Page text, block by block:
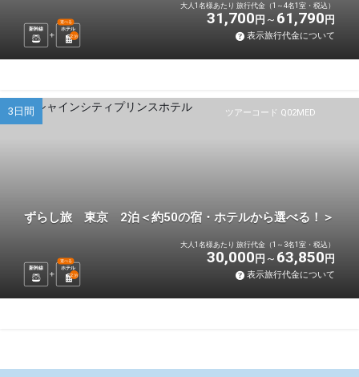
新幹線 ホテル
選べる
2泊
大人1名様あたり 旅行代金（1～4名1室・税込）
31,700 円 61,790 円
表示旅行代金について
ツアーコード Q02MED
3日間
ずらし旅 東京 2泊＜約50の宿・ホテルから選べる！＞
新幹線 ホテル
選べる
2泊
大人1名様あたり 旅行代金（1～3名1室・税込）
30,000 円 63,850 円
表示旅行代金について